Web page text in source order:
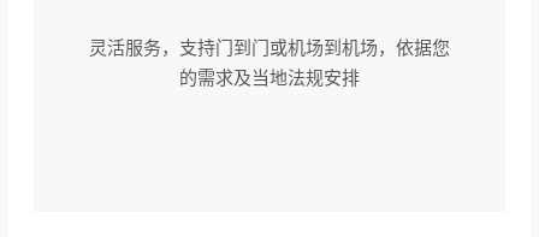
灵活服务，支持门到门或机场到机场，依据您
的需求及当地法规安排